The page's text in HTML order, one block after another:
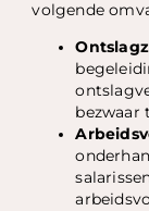
volgende
bezwaar